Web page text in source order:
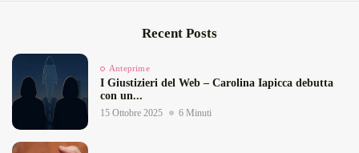
Recent Posts
Anteprime
I Giustizieri del Web – Carolina Iapicca debutta
con un...
15 Ottobre 2025 6 Minuti